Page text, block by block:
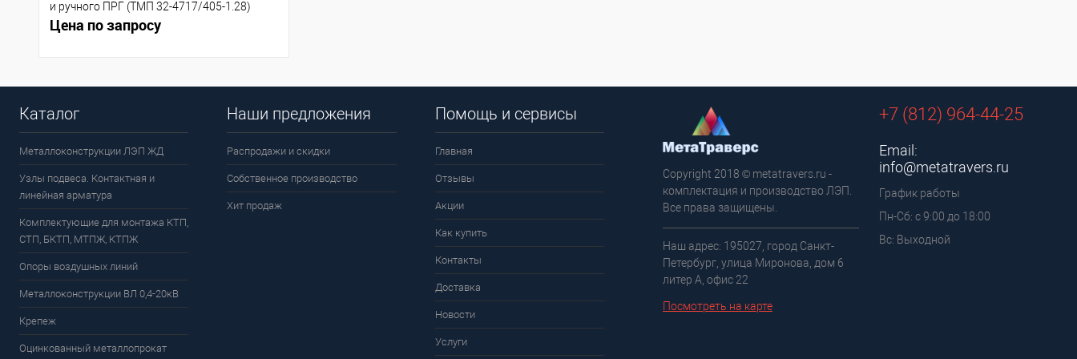
и ручного ПРГ (ТМП 32-4717/405-1.28)
Цена по запросу
Каталог
Металлоконструкции ЛЭП ЖД
Узлы подвеса. Контактная и
линейная арматура
Комплектующие для монтажа КТП,
СТП, БКТП, МТПЖ, КТПЖ
Опоры воздушных линий
Металлоконструкции ВЛ 0,4-20кВ
Крепеж
Оцинкованный металлопрокат
Наши предложения
Распродажи и скидки
Собственное производство
Хит продаж
Помощь и сервисы
Главная
Отзывы
Акции
Как купить
Контакты
Доставка
Новости
Услуги
Copyright 2018 © metatravers.ru -
комплектация и производство ЛЭП.
Все права защищены.
Наш адрес: 195027, город Санкт-
Петербург, улица Миронова, дом 6
литер А, офис 22
Посмотреть на карте
+7 (812) 964-44-25
Email:
info@metatravers.ru
График работы
Пн-Сб: с 9:00 до 18:00
Вс: Выходной